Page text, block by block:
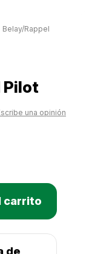
Belay/Rappel
Pilot
una opinión
de